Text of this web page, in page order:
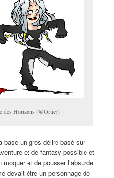
des Horizons (@Orties)
base un gros délire basé sur
et de fantasy possible et
moquer et de pousser l’absurde
devait être un personnage de